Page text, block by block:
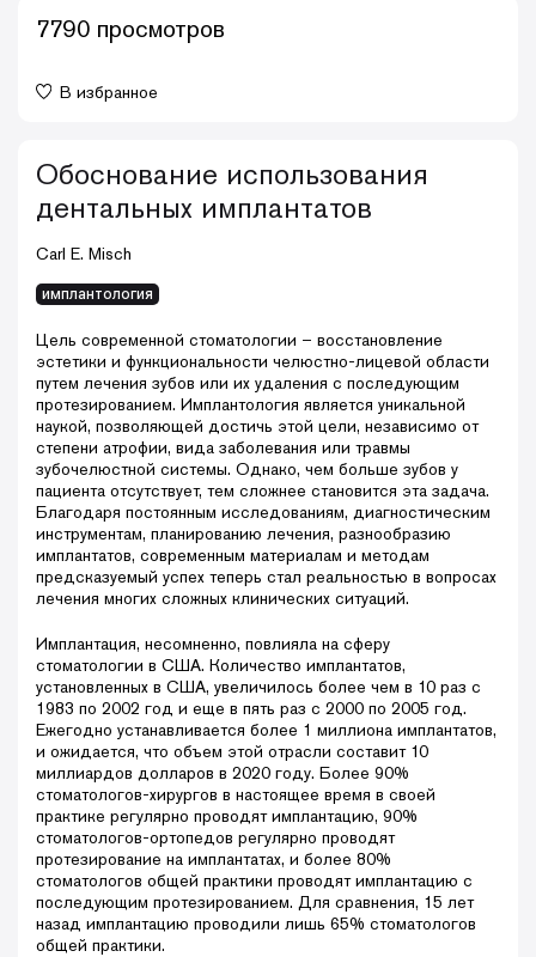
Обоснование использования
дентальных имплантатов
Carl E. Misch
имплантология
Цель современной стоматологии – восстановление
эстетики и функциональности челюстно-лицевой области
путем лечения зубов или их удаления с последующим
протезированием. Имплантология является уникальной
наукой, позволяющей достичь этой цели, независимо от
степени атрофии, вида заболевания или травмы
зубочелюстной системы. Однако, чем больше зубов у
пациента отсутствует, тем сложнее становится эта задача.
Благодаря постоянным исследованиям, диагностическим
инструментам, планированию лечения, разнообразию
имплантатов, современным материалам и методам
предсказуемый успех теперь стал реальностью в вопросах
лечения многих сложных клинических ситуаций.
Имплантация, несомненно, повлияла на сферу
стоматологии в США. Количество имплантатов,
установленных в США, увеличилось более чем в 10 раз с
1983 по 2002 год и еще в пять раз с 2000 по 2005 год.
Ежегодно устанавливается более 1 миллиона имплантатов,
и ожидается, что объем этой отрасли составит 10
миллиардов долларов в 2020 году. Более 90%
стоматологов-хирургов в настоящее время в своей
практике регулярно проводят имплантацию, 90%
стоматологов-ортопедов регулярно проводят
протезирование на имплантатах, и более 80%
стоматологов общей практики проводят имплантацию с
последующим протезированием. Для сравнения, 15 лет
назад имплантацию проводили лишь 65% стоматологов
общей практики.
7790 просмотров
В избранное